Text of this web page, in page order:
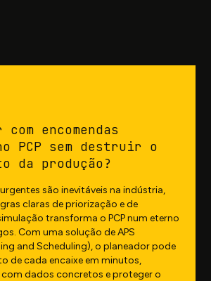
encomendas
PCP sem destruir o
da produção?
são inevitáveis na indústria,
claras de priorização e de
transforma o PCP num eterno
Com uma solução de APS
and Scheduling), o planeador pode
de cada encaixe em minutos,
dados concretos e proteger o